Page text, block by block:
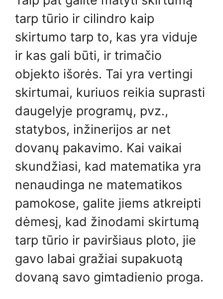
tarp tūrio ir cilindro kaip
skirtumo tarp to, kas yra viduje
ir kas gali būti, ir trimačio
objekto išorės. Tai yra vertingi
skirtumai, kuriuos reikia suprasti
daugelyje programų, pvz.,
statybos, inžinerijos ar net
dovanų pakavimo. Kai vaikai
skundžiasi, kad matematika yra
nenaudinga ne matematikos
pamokose, galite jiems atkreipti
dėmesį, kad žinodami skirtumą
tarp tūrio ir paviršiaus ploto, jie
gavo labai gražiai supakuotą
dovaną savo gimtadienio proga.